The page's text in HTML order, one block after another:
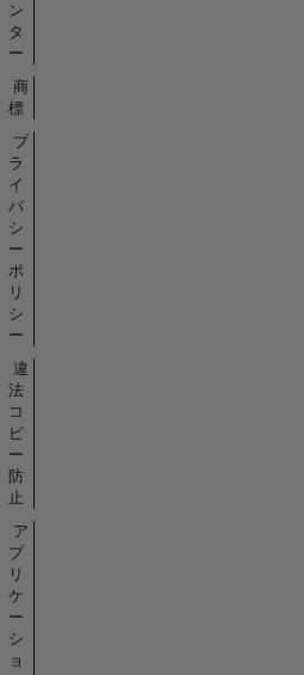
ン
タ
ー
商
標
プ
ラ
イ
バ
シ
ー
ポ
リ
シ
ー
違
法
コ
ピ
ー
防
止
ア
プ
リ
ケ
ー
シ
ョ